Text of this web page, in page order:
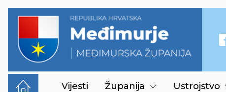
Vijesti Županija Ustrojstvo